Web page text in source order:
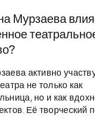
Мурзаева
активно
не только как
но и как
Её творческий